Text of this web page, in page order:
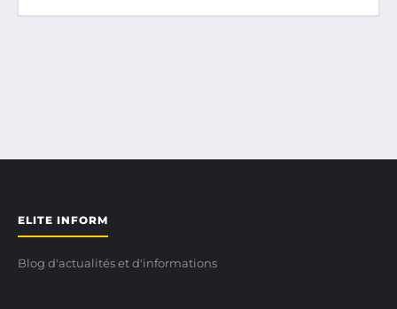
ELITE INFORM
Blog d'actualités et d'informations